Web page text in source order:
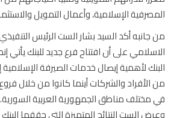
الإسلامية، وأعمال التمويل والاستثمار.
أكد السيد بشار الست الرئيس التنفيذي
على أن افتتاح فرع جديد للبنك يأتي
لأهمية إيصال خدمات الصيرفة الإسلامية إلى
والشركات أينما كانوا من خلال فروع
مناطق الجمهورية العربية السورية.
الست النتائج المتميزة التي حققها البنك في